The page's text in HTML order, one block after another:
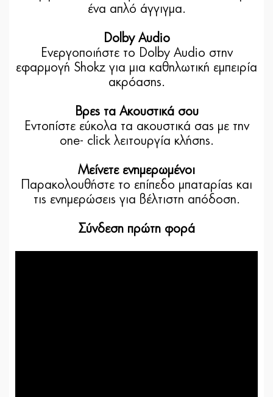
ένα απλό άγγιγμα.
Dolby Audio
Ενεργοποιήστε το Dolby Audio στην
εφαρμογή Shokz για μια καθηλωτική εμπειρία
ακρόασης.
Βρες τα Ακουστικά σου
Εντοπίστε εύκολα τα ακουστικά σας με την
one- click λειτουργία κλήσης.
Μείνετε ενημερωμένοι
Παρακολουθήστε το επίπεδο μπαταρίας και
τις ενημερώσεις για βέλτιστη απόδοση.
Σύνδεση πρώτη φορά